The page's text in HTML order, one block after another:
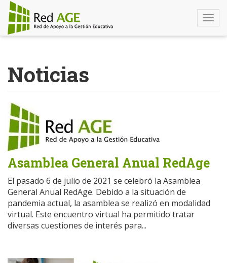
contenido
principal
Noticias
Asamblea General Anual RedAge
El pasado 6 de julio de 2021 se celebró la Asamblea
General Anual RedAge. Debido a la situación de
pandemia actual, la asamblea se realizó en modalidad
virtual. Este encuentro virtual ha permitido tratar
diversas cuestiones de interés para...